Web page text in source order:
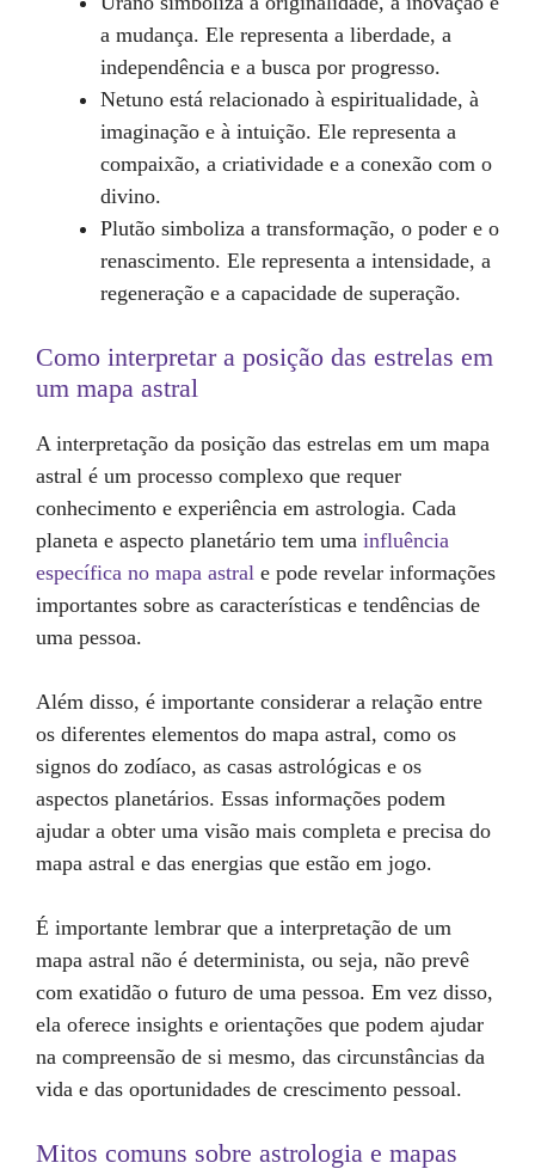
a mudança. Ele representa a liberdade, a
independência e a busca por progresso.
Netuno está relacionado à espiritualidade, à
imaginação e à intuição. Ele representa a
compaixão, a criatividade e a conexão com o
divino.
Plutão simboliza a transformação, o poder e o
renascimento. Ele representa a intensidade, a
regeneração e a capacidade de superação.
Como interpretar a posição das estrelas em
um mapa astral
A interpretação da posição das estrelas em um mapa
astral é um processo complexo que requer
conhecimento e experiência em astrologia. Cada
planeta e aspecto planetário tem uma influência
específica no mapa astral e pode revelar informações
importantes sobre as características e tendências de
uma pessoa.
Além disso, é importante considerar a relação entre
os diferentes elementos do mapa astral, como os
signos do zodíaco, as casas astrológicas e os
aspectos planetários. Essas informações podem
ajudar a obter uma visão mais completa e precisa do
mapa astral e das energias que estão em jogo.
É importante lembrar que a interpretação de um
mapa astral não é determinista, ou seja, não prevê
com exatidão o futuro de uma pessoa. Em vez disso,
ela oferece insights e orientações que podem ajudar
na compreensão de si mesmo, das circunstâncias da
vida e das oportunidades de crescimento pessoal.
Mitos comuns sobre astrologia e mapas